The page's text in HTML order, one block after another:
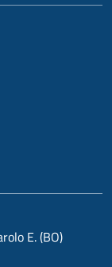
E. (BO)